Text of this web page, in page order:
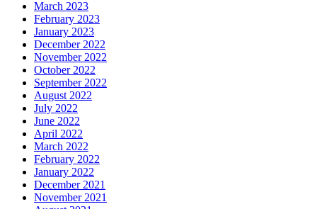
March 2023
February 2023
January 2023
December 2022
November 2022
October 2022
September 2022
August 2022
July 2022
June 2022
April 2022
March 2022
February 2022
January 2022
December 2021
November 2021